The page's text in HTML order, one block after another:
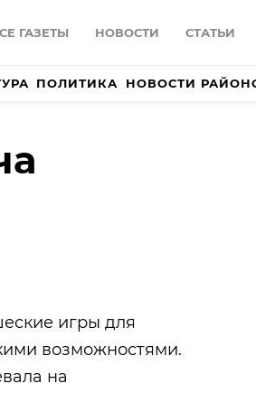
ГАЗЕТЫ НОВОСТИ СТАТЬИ
ПОЛИТИКА НОВОСТИ
игры для
возможностями.
на